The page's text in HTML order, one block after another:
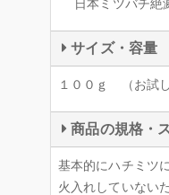
日本ミツバチ絶
サイズ・容量
１００ｇ （お試
商品の規格・
基本的にハチミツ
火入れしていない